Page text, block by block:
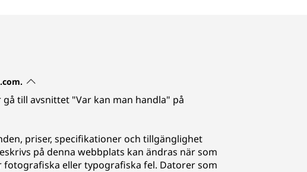
till avsnittet "Var kan man handla" på
priser, specifikationer och tillgänglighet
på denna webbplats kan ändras när som
eller typografiska fel. Datorer som